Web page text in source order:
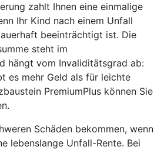
zahlt Ihnen eine einmalige
Ihr Kind nach einem Unfall
beeinträchtigt ist. Die
steht im
hängt vom Invaliditätsgrad ab:
es mehr Geld als für leichte
PremiumPlus können Sie
Schäden bekommen, wenn
lebenslange Unfall-Rente. Bei